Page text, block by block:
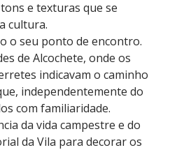
e texturas que se
cultura.
o seu ponto de encontro.
de Alcochete, onde os
indicavam o caminho
independentemente do
com familiaridade.
da vida campestre e do
da Vila para decorar os